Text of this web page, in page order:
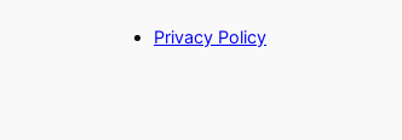
Privacy Policy